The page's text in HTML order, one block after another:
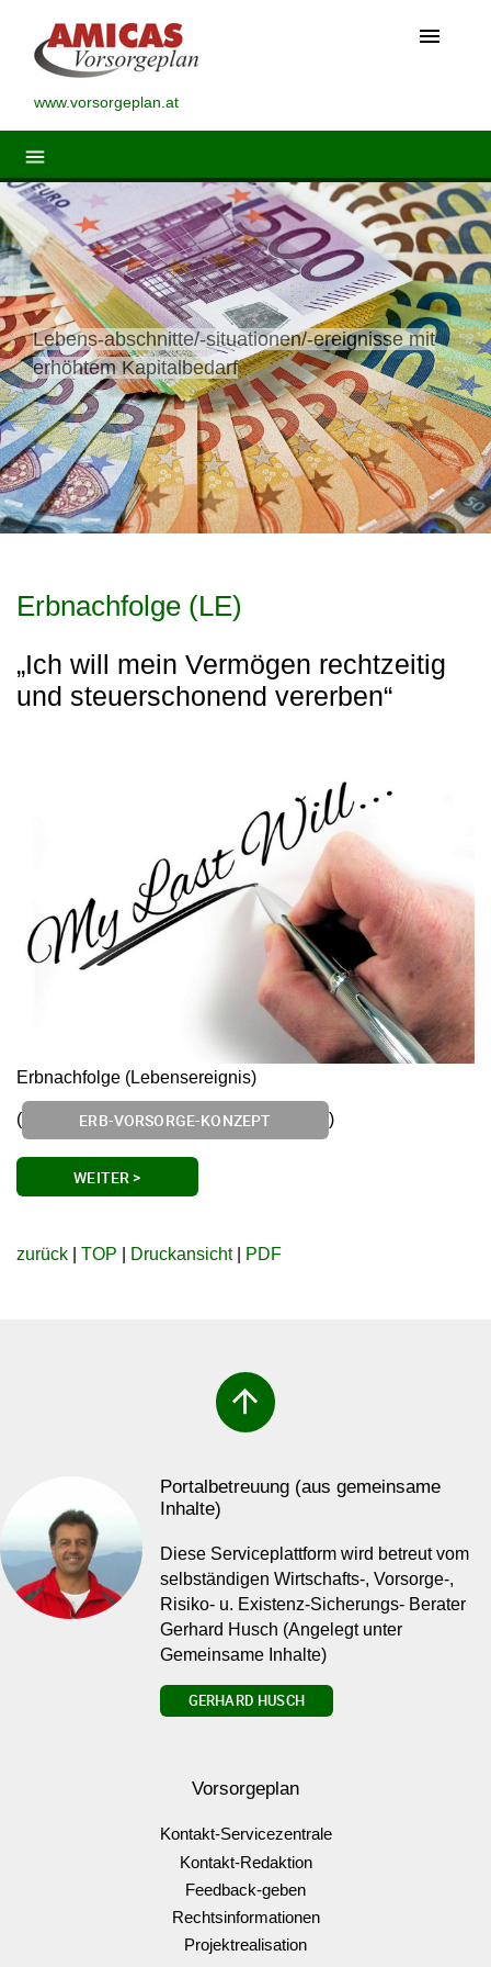
menu
www.vorsorgeplan.at
menu
Lebens-abschnitte/-situationen/-ereignisse mit
erhöhtem Kapitalbedarf
Erbnachfolge (LE)
„Ich will mein Vermögen rechtzeitig
und steuerschonend vererben“
Erbnachfolge (Lebensereignis)
( ERB-VORSORGE-KONZEPT )
WEITER >
zurück TOP Druckansicht| PDF
arrow_upward
Portalbetreuung (aus gemeinsame
Inhalte)
Diese Serviceplattform wird betreut vom
selbständigen Wirtschafts-, Vorsorge-,
Risiko- u. Existenz-Sicherungs- Berater
Gerhard Husch (Angelegt unter
Gemeinsame Inhalte)
GERHARD HUSCH
Vorsorgeplan
Kontakt-Servicezentrale
Kontakt-Redaktion
Feedback-geben
Rechtsinformationen
Projektrealisation